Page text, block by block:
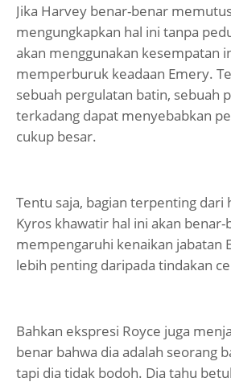
Jika Harvey benar-benar
mengungkapkan hal ini tanpa
akan menggunakan kesempatan
memperburuk keadaan Emery.
sebuah pergulatan batin, sebuah
terkadang dapat menyebabkan
cukup besar.
Tentu saja, bagian terpenting dari
Kyros khawatir hal ini akan benar-
mempengaruhi kenaikan jabatan
lebih penting daripada tindakan
Bahkan ekspresi Royce juga
benar bahwa dia adalah seorang
tapi dia tidak bodoh. Dia tahu